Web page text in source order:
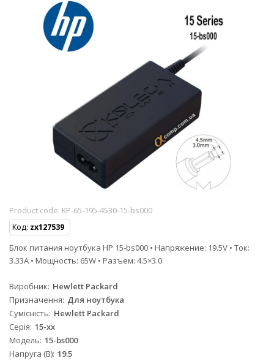
Product code: KP-65-195-4530-15-bs000
Код: zx127539
Блок питания ноутбука HP 15-bs000 • Напряжение: 19.5V • Ток:
3.33A • Мощность: 65W • Разъем: 4.5×3.0
Виробник Hewlett Packard
Призначення Для ноутбука
Сумісність Hewlett Packard
Серія 15-xx
Модель 15-bs000
Напруга (В) 19.5